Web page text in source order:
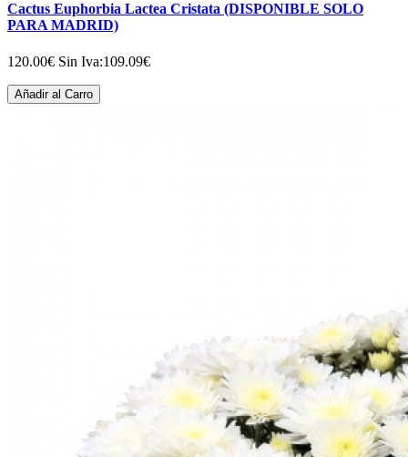
Cactus Euphorbia Lactea Cristata (DISPONIBLE SOLO
PARA MADRID)
120.00€ Sin Iva:109.09€
Añadir al Carro